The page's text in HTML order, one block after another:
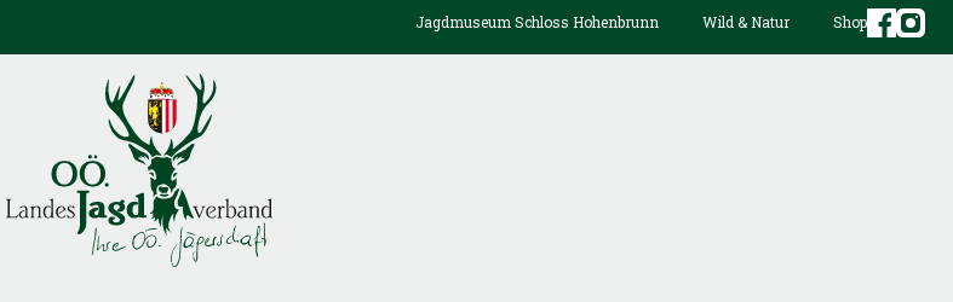
Jagdmuseum Schloss Hohenbrunn Wild & Natur Shop